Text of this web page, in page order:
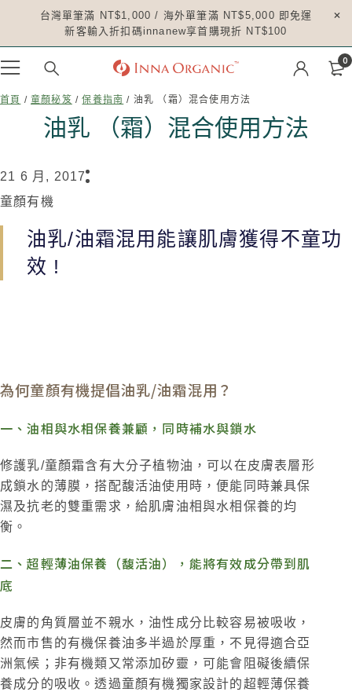
台灣單筆滿 NT$1,000 / 海外單筆滿 NT$5,000 即免運
新客輸入折扣碼innanew享首購現折 NT$100
0
首頁 /童顏秘笈 /保養指南 / 油乳 （霜）混合使用方法
油乳 （霜）混合使用方法
21 6 月, 2017
童顏有機
油乳/油霜混用能讓肌膚獲得不童功
效 !
為何童顏有機提倡油乳/油霜混用？
一、油相與水相保養兼顧，同時補水與鎖水
修護乳/童顏霜含有大分子植物油，可以在皮膚表層形
成鎖水的薄膜，搭配馥活油使用時，便能同時兼具保
濕及抗老的雙重需求，給肌膚油相與水相保養的均
衡。
二、超輕薄油保養（馥活油），能將有效成分帶到肌
底
皮膚的角質層並不親水，油性成分比較容易被吸收，
然而市售的有機保養油多半過於厚重，不見得適合亞
洲氣候；非有機類又常添加矽靈，可能會阻礙後續保
養成分的吸收。透過童顏有機獨家設計的超輕薄保養